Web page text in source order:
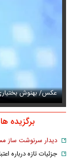
عکس/ بهنوش بختیاری
برگزیده ها
دیدار سرنوشت ساز
جزئیات تازه درباره